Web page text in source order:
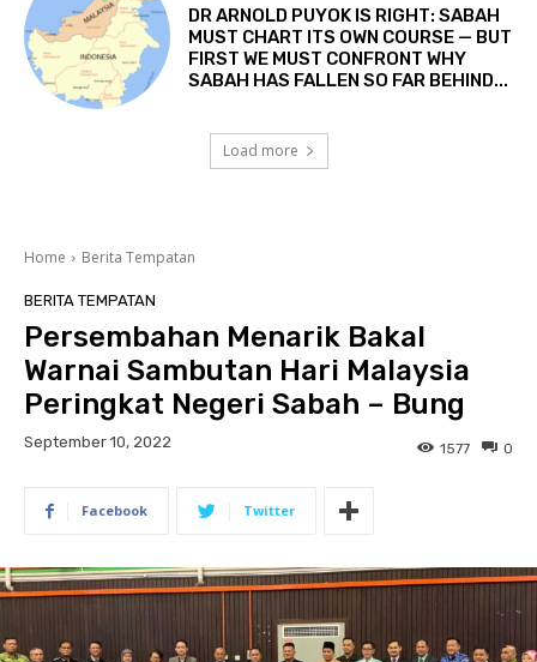
DR ARNOLD PUYOK IS RIGHT: SABAH
MUST CHART ITS OWN COURSE — BUT
FIRST WE MUST CONFRONT WHY
SABAH HAS FALLEN SO FAR BEHIND...
Load more